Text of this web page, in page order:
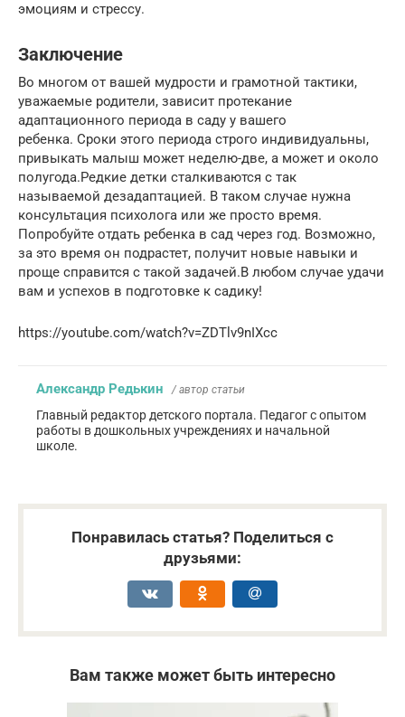
эмоциям и стрессу.
Заключение
Во многом от вашей мудрости и грамотной тактики,
уважаемые родители, зависит протекание
адаптационного периода в саду у вашего
ребенка. Сроки этого периода строго индивидуальны,
привыкать малыш может неделю-две, а может и около
полугода.Редкие детки сталкиваются с так
называемой дезадаптацией. В таком случае нужна
консультация психолога или же просто время.
Попробуйте отдать ребенка в сад через год. Возможно,
за это время он подрастет, получит новые навыки и
проще справится с такой задачей.В любом случае удачи
вам и успехов в подготовке к садику!
https://youtube.com/watch?v=ZDTlv9nIXcc
Александр Редькин / автор статьи
Главный редактор детского портала. Педагог с опытом
работы в дошкольных учреждениях и начальной
школе.
Понравилась статья? Поделиться с
друзьями:
Вам также может быть интересно